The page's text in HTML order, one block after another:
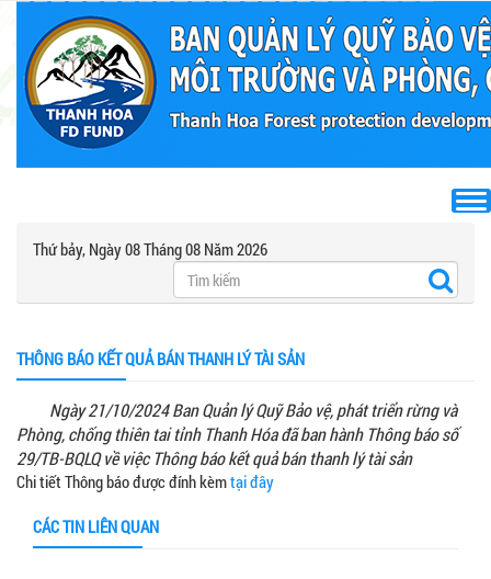
Thứ bảy, Ngày 08 Tháng 08 Năm 2026
THÔNG BÁO KẾT QUẢ BÁN THANH LÝ TÀI SẢN
Ngày 21/10/2024 Ban Quản lý Quỹ Bảo vệ, phát triển rừng và
Phòng, chống thiên tai tỉnh Thanh Hóa đã ban hành Thông báo số
29/TB-BQLQ về việc Thông báo kết quả bán thanh lý tài sản
Chi tiết Thông báo được đính kèmtại đây
CÁC TIN LIÊN QUAN